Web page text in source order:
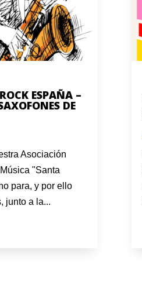
ESPAÑA –
DE
Asociación
"Santa
para, y por ello
junto a la...